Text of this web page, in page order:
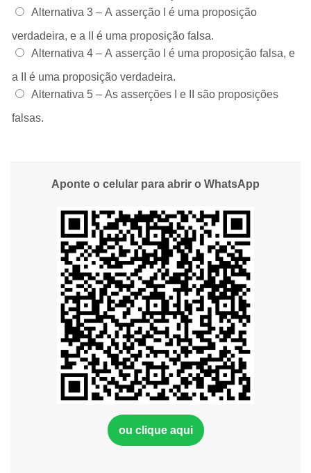
Alternativa 3 – A asserção I é uma proposição
verdadeira, e a II é uma proposição falsa.
Alternativa 4 – A asserção I é uma proposição falsa, e
a II é uma proposição verdadeira.
Alternativa 5 – As asserções I e II são proposições
falsas.
Aponte o celular para abrir o WhatsApp
ou clique aqui